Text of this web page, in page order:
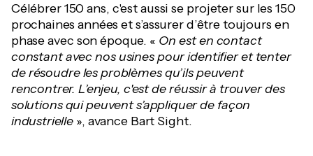
Célébrer 150 ans, c'est aussi se projeter sur les 150
prochaines années et s’assurer d’être toujours en
phase avec son époque. « On est en contact
constant avec nos usines pour identifier et tenter
de résoudre les problèmes qu’ils peuvent
rencontrer. L’enjeu, c'est de réussir à trouver des
solutions qui peuvent s’appliquer de façon
industrielle», avance Bart Sight.